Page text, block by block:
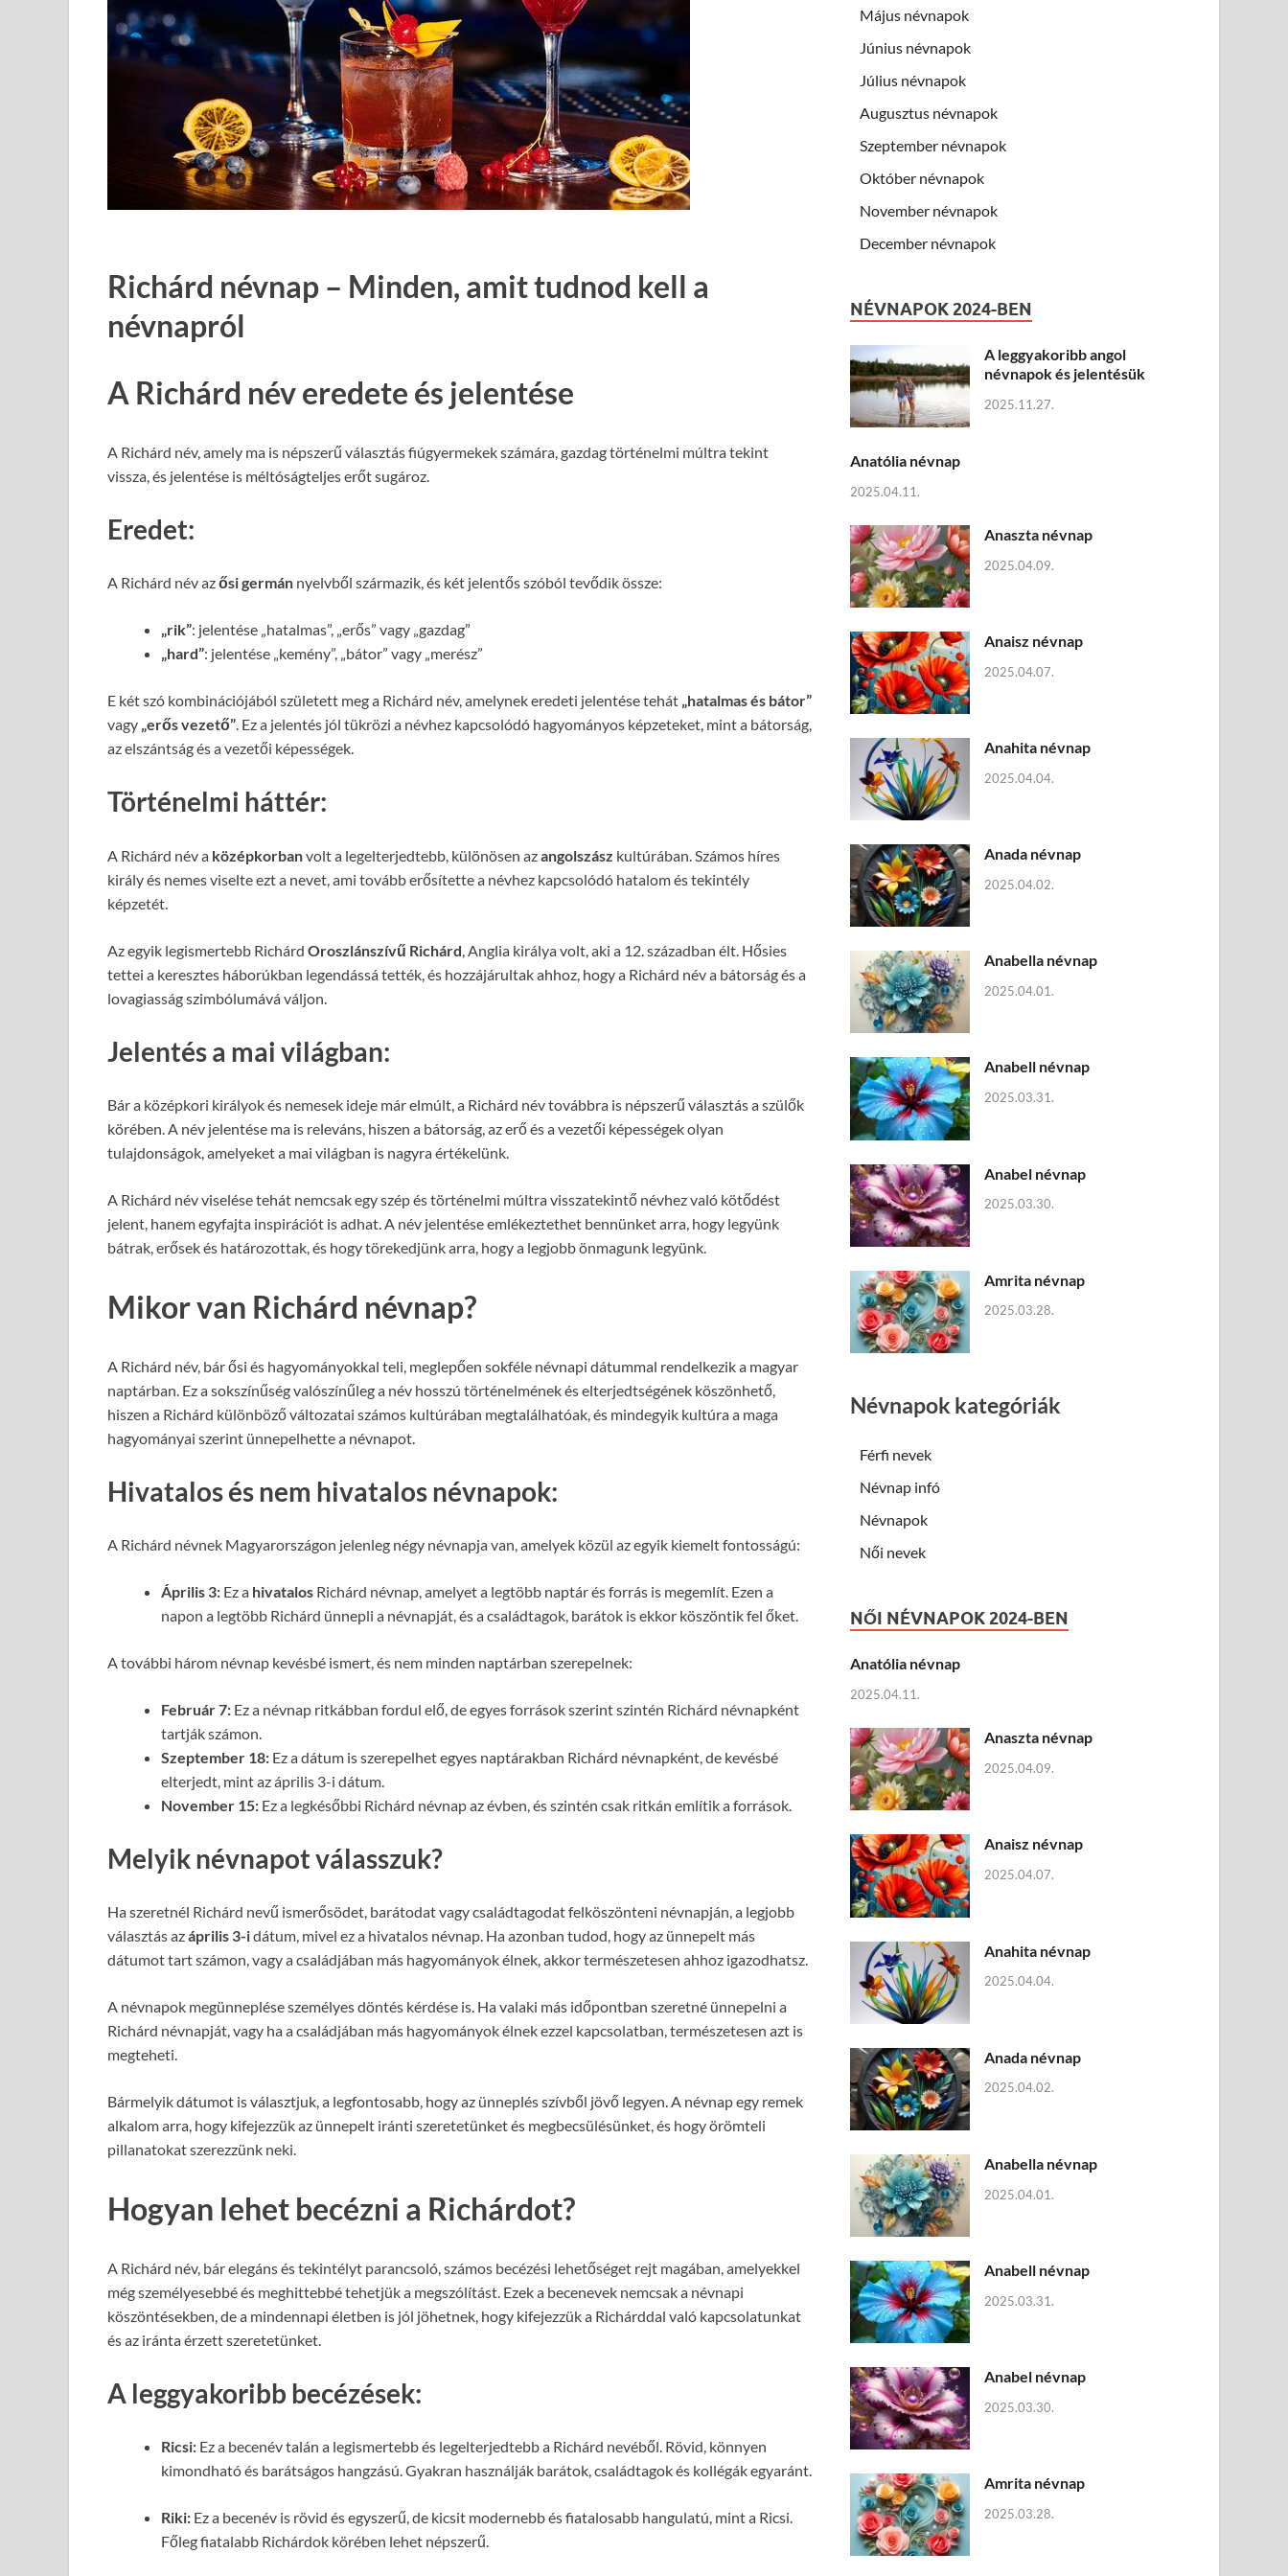
Richárd névnap – Minden, amit tudnod kell a
névnapról
A Richárd név eredete és jelentése
A Richárd név, amely ma is népszerű választás fiúgyermekek számára, gazdag történelmi múltra tekint
vissza, és jelentése is méltóságteljes erőt sugároz.
Eredet:
A Richárd név azősi germán nyelvből származik, és két jelentős szóból tevődik össze:
„rik”: jelentése „hatalmas”, „erős” vagy „gazdag”
„hard”: jelentése „kemény”, „bátor” vagy „merész”
E két szó kombinációjából született meg a Richárd név, amelynek eredeti jelentése tehát „hatalmas és bátor”
vagy „erős vezető”. Ez a jelentés jól tükrözi a névhez kapcsolódó hagyományos képzeteket, mint a bátorság,
az elszántság és a vezetői képességek.
Történelmi háttér:
A Richárd név a középkorbanvolt a legelterjedtebb, különösen azangolszász kultúrában. Számos híres
király és nemes viselte ezt a nevet, ami tovább erősítette a névhez kapcsolódó hatalom és tekintély
képzetét.
Az egyik legismertebb Richárd Oroszlánszívű Richárd , Anglia királya volt, aki a 12. században élt. Hősies
tettei a keresztes háborúkban legendássá tették, és hozzájárultak ahhoz, hogy a Richárd név a bátorság és a
lovagiasság szimbólumává váljon.
Jelentés a mai világban:
Bár a középkori királyok és nemesek ideje már elmúlt, a Richárd név továbbra is népszerű választás a szülők
körében. A név jelentése ma is releváns, hiszen a bátorság, az erő és a vezetői képességek olyan
tulajdonságok, amelyeket a mai világban is nagyra értékelünk.
A Richárd név viselése tehát nemcsak egy szép és történelmi múltra visszatekintő névhez való kötődést
jelent, hanem egyfajta inspirációt is adhat. A név jelentése emlékeztethet bennünket arra, hogy legyünk
bátrak, erősek és határozottak, és hogy törekedjünk arra, hogy a legjobb önmagunk legyünk.
Mikor van Richárd névnap?
A Richárd név, bár ősi és hagyományokkal teli, meglepően sokféle névnapi dátummal rendelkezik a magyar
naptárban. Ez a sokszínűség valószínűleg a név hosszú történelmének és elterjedtségének köszönhető,
hiszen a Richárd különböző változatai számos kultúrában megtalálhatóak, és mindegyik kultúra a maga
hagyományai szerint ünnepelhette a névnapot.
Hivatalos és nem hivatalos névnapok:
A Richárd névnek Magyarországon jelenleg négy névnapja van, amelyek közül az egyik kiemelt fontosságú:
Április 3: Ez a hivatalos Richárd névnap, amelyet a legtöbb naptár és forrás is megemlít. Ezen a
napon a legtöbb Richárd ünnepli a névnapját, és a családtagok, barátok is ekkor köszöntik fel őket.
A további három névnap kevésbé ismert, és nem minden naptárban szerepelnek:
Február 7: Ez a névnap ritkábban fordul elő, de egyes források szerint szintén Richárd névnapként
tartják számon.
Szeptember 18: Ez a dátum is szerepelhet egyes naptárakban Richárd névnapként, de kevésbé
elterjedt, mint az április 3-i dátum.
November 15: Ez a legkésőbbi Richárd névnap az évben, és szintén csak ritkán említik a források.
Melyik névnapot válasszuk?
Ha szeretnél Richárd nevű ismerősödet, barátodat vagy családtagodat felköszönteni névnapján, a legjobb
választás azáprilis 3-idátum, mivel ez a hivatalos névnap. Ha azonban tudod, hogy az ünnepelt más
dátumot tart számon, vagy a családjában más hagyományok élnek, akkor természetesen ahhoz igazodhatsz.
A névnapok megünneplése személyes döntés kérdése is. Ha valaki más időpontban szeretné ünnepelni a
Richárd névnapját, vagy ha a családjában más hagyományok élnek ezzel kapcsolatban, természetesen azt is
megteheti.
Bármelyik dátumot is választjuk, a legfontosabb, hogy az ünneplés szívből jövő legyen. A névnap egy remek
alkalom arra, hogy kifejezzük az ünnepelt iránti szeretetünket és megbecsülésünket, és hogy örömteli
pillanatokat szerezzünk neki.
Hogyan lehet becézni a Richárdot?
A Richárd név, bár elegáns és tekintélyt parancsoló, számos becézési lehetőséget rejt magában, amelyekkel
még személyesebbé és meghittebbé tehetjük a megszólítást. Ezek a becenevek nemcsak a névnapi
köszöntésekben, de a mindennapi életben is jól jöhetnek, hogy kifejezzük a Richárddal való kapcsolatunkat
és az iránta érzett szeretetünket.
A leggyakoribb becézések:
Ricsi: Ez a becenév talán a legismertebb és legelterjedtebb a Richárd nevéből. Rövid, könnyen
kimondható és barátságos hangzású. Gyakran használják barátok, családtagok és kollégák egyaránt.
Riki: Ez a becenév is rövid és egyszerű, de kicsit modernebb és fiatalosabb hangulatú, mint a Ricsi.
Főleg fiatalabb Richárdok körében lehet népszerű.
Május névnapok
Június névnapok
Július névnapok
Augusztus névnapok
Szeptember névnapok
Október névnapok
November névnapok
December névnapok
NÉVNAPOK 2024-BEN
A leggyakoribb angol
névnapok és jelentésük
2025.11.27.
Anatólia névnap
2025.04.11.
Anaszta névnap
2025.04.09.
Anaisz névnap
2025.04.07.
Anahita névnap
2025.04.04.
Anada névnap
2025.04.02.
Anabella névnap
2025.04.01.
Anabell névnap
2025.03.31.
Anabel névnap
2025.03.30.
Amrita névnap
2025.03.28.
Névnapok kategóriák
Férfi nevek
Névnap infó
Névnapok
Női nevek
NŐI NÉVNAPOK 2024-BEN
Anatólia névnap
2025.04.11.
Anaszta névnap
2025.04.09.
Anaisz névnap
2025.04.07.
Anahita névnap
2025.04.04.
Anada névnap
2025.04.02.
Anabella névnap
2025.04.01.
Anabell névnap
2025.03.31.
Anabel névnap
2025.03.30.
Amrita névnap
2025.03.28.